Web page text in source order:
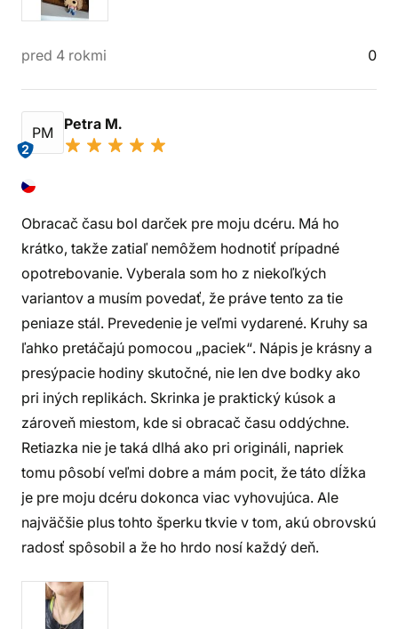
pred 4 rokmi 0
PM
2
Petra M.
Obracač času bol darček pre moju dcéru. Má ho
krátko, takže zatiaľ nemôžem hodnotiť prípadné
opotrebovanie. Vyberala som ho z niekoľkých
variantov a musím povedať, že práve tento za tie
peniaze stál. Prevedenie je veľmi vydarené. Kruhy sa
ľahko pretáčajú pomocou „paciek“. Nápis je krásny a
presýpacie hodiny skutočné, nie len dve bodky ako
pri iných replikách. Skrinka je praktický kúsok a
zároveň miestom, kde si obracač času oddýchne.
Retiazka nie je taká dlhá ako pri origináli, napriek
tomu pôsobí veľmi dobre a mám pocit, že táto dĺžka
je pre moju dcéru dokonca viac vyhovujúca. Ale
najväčšie plus tohto šperku tkvie v tom, akú obrovskú
radosť spôsobil a že ho hrdo nosí každý deň.